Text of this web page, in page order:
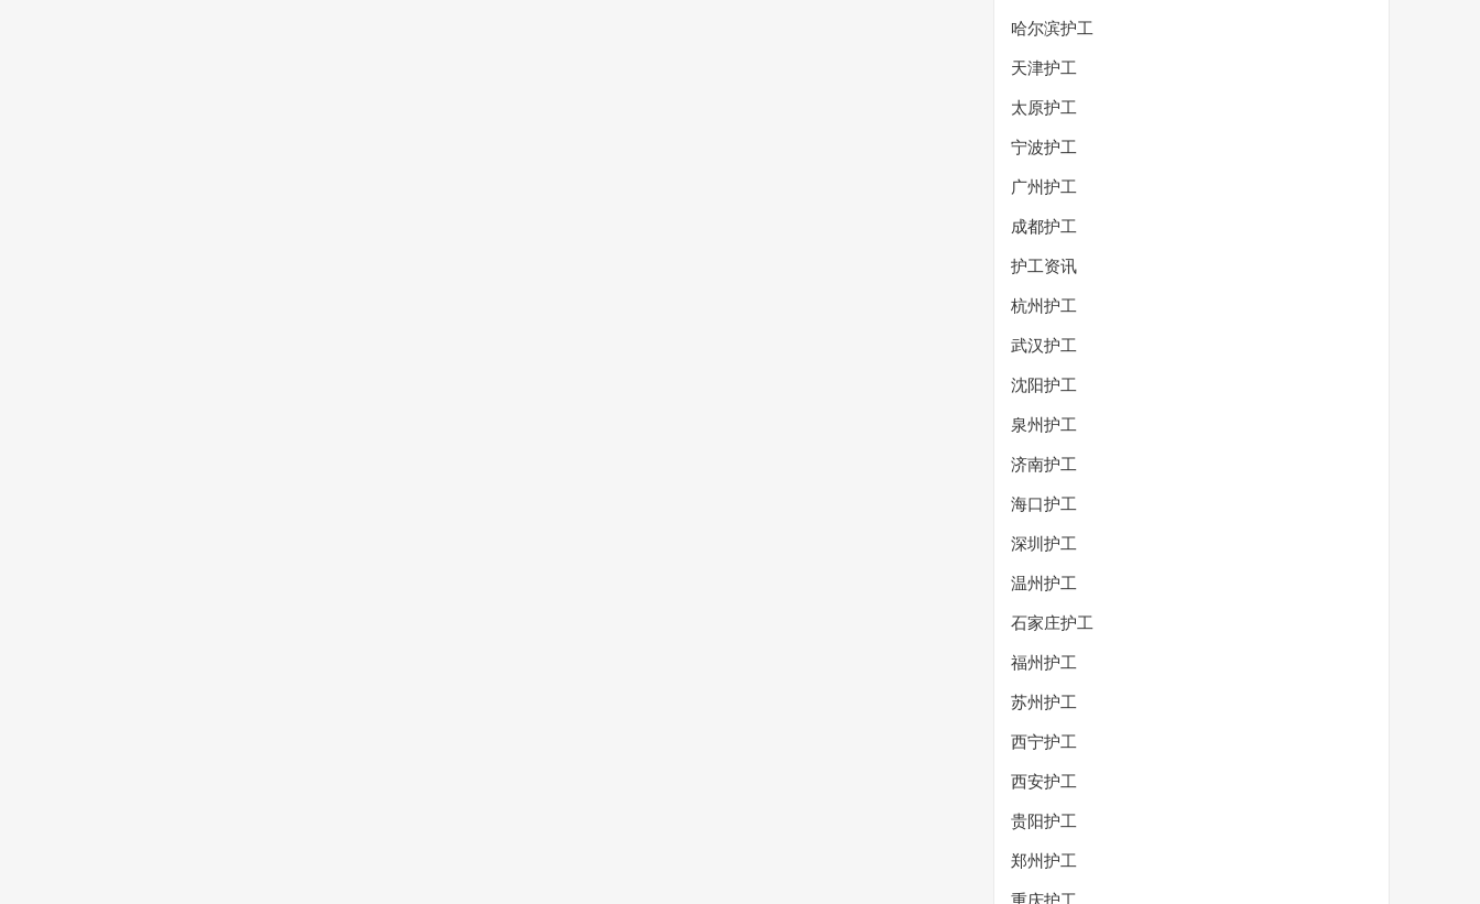
哈尔滨护工
天津护工
太原护工
宁波护工
广州护工
成都护工
护工资讯
杭州护工
武汉护工
沈阳护工
泉州护工
济南护工
海口护工
深圳护工
温州护工
石家庄护工
福州护工
苏州护工
西宁护工
西安护工
贵阳护工
郑州护工